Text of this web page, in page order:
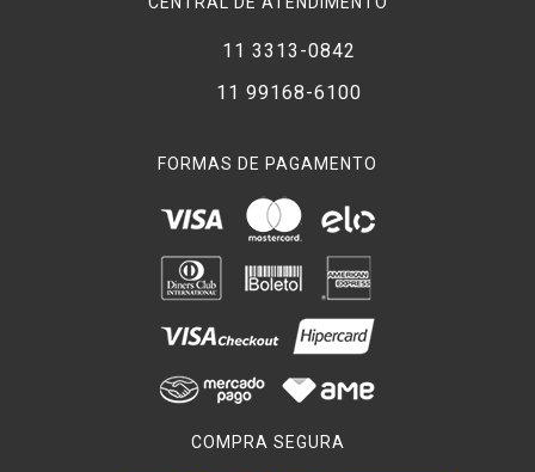
11 3313-0842
11 99168-6100
FORMAS DE PAGAMENTO
COMPRA SEGURA